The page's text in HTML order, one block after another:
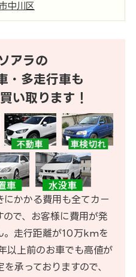
中川区
アラの
・多走行車も
い取ります！
にかかる費用も全てカー
で、お客様に費用が発
。走行距離が10万kmを
以上前のお車でも高値が
承っておりますので、